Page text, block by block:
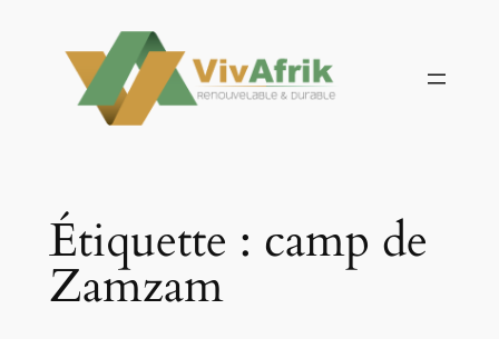
contenu
Étiquette : camp de
Zamzam